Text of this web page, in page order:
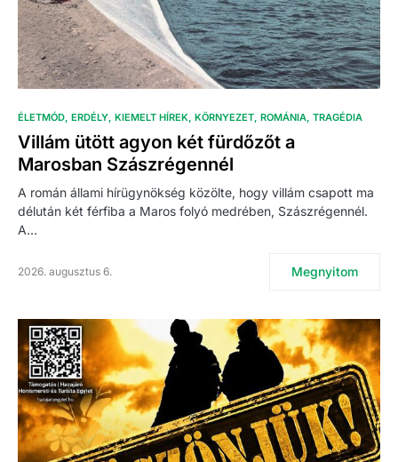
ÉLETMÓD ERDÉLY KIEMELT HÍREK KÖRNYEZET ROMÁNIA TRAGÉDIA
Villám ütött agyon két fürdőzőt a
Marosban Szászrégennél
A román állami hírügynökség közölte, hogy villám csapott ma
délután két férfiba a Maros folyó medrében, Szászrégennél.
A…
2026. augusztus 6. Megnyitom